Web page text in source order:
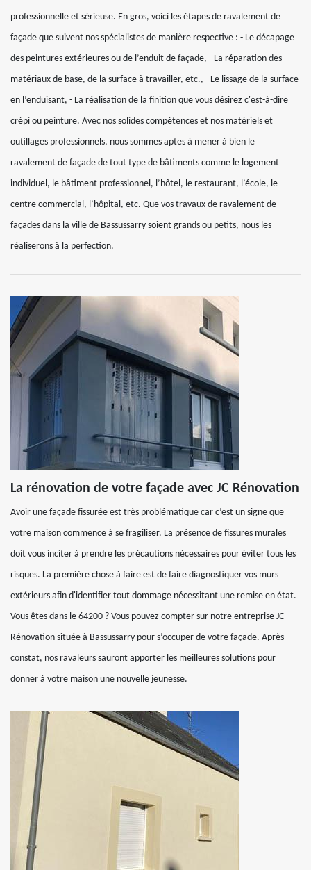
professionnelle et sérieuse. En gros, voici les étapes de ravalement de
façade que suivent nos spécialistes de manière respective : - Le décapage
des peintures extérieures ou de l’enduit de façade, - La réparation des
matériaux de base, de la surface à travailler, etc., - Le lissage de la surface
en l’enduisant, - La réalisation de la finition que vous désirez c'est-à-dire
crépi ou peinture. Avec nos solides compétences et nos matériels et
outillages professionnels, nous sommes aptes à mener à bien le
ravalement de façade de tout type de bâtiments comme le logement
individuel, le bâtiment professionnel, l’hôtel, le restaurant, l’école, le
centre commercial, l’hôpital, etc. Que vos travaux de ravalement de
façades dans la ville de Bassussarry soient grands ou petits, nous les
réaliserons à la perfection.
La rénovation de votre façade avec JC Rénovation
Avoir une façade fissurée est très problématique car c’est un signe que
votre maison commence à se fragiliser. La présence de fissures murales
doit vous inciter à prendre les précautions nécessaires pour éviter tous les
risques. La première chose à faire est de faire diagnostiquer vos murs
extérieurs afin d'identifier tout dommage nécessitant une remise en état.
Vous êtes dans le 64200 ? Vous pouvez compter sur notre entreprise JC
Rénovation située à Bassussarry pour s’occuper de votre façade. Après
constat, nos ravaleurs sauront apporter les meilleures solutions pour
donner à votre maison une nouvelle jeunesse.